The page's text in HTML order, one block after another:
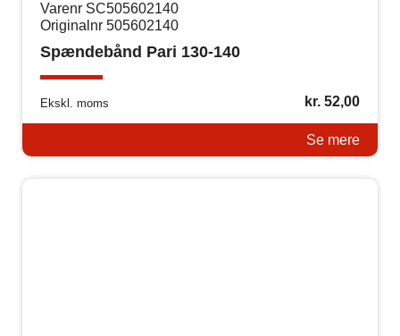
Varenr SC505602140
Originalnr 505602140
Spændebånd Pari 130-140
Ekskl. moms kr.52,00
Se mere